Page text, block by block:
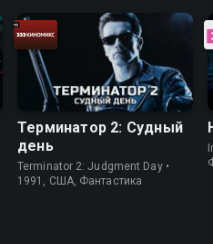
Терминатор 2: Судный
день
Terminator 2: Judgment Day •
1991, США, Фантастика